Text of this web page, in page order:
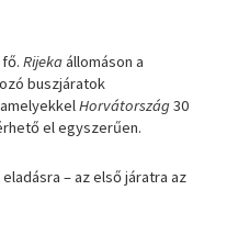
fő.Rijekaállomáson a
buszjáratok
Horvátország30
el egyszerűen.
– az első járatra az